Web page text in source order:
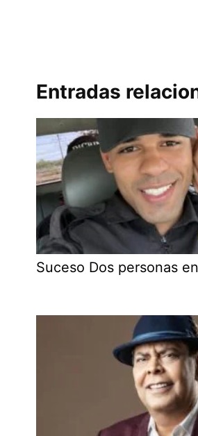
Entradas
Suceso Dos personas